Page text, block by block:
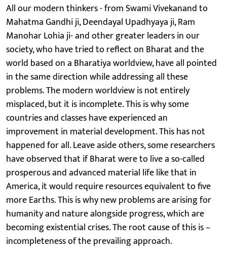
All our modern thinkers - from Swami Vivekanand to
Mahatma Gandhi ji, Deendayal Upadhyaya ji, Ram
Manohar Lohia ji- and other greater leaders in our
society, who have tried to reflect on Bharat and the
world based on a Bharatiya worldview, have all pointed
in the same direction while addressing all these
problems. The modern worldview is not entirely
misplaced, but it is incomplete. This is why some
countries and classes have experienced an
improvement in material development. This has not
happened for all. Leave aside others, some researchers
have observed that if Bharat were to live a so-called
prosperous and advanced material life like that in
America, it would require resources equivalent to five
more Earths. This is why new problems are arising for
humanity and nature alongside progress, which are
becoming existential crises. The root cause of this is –
incompleteness of the prevailing approach.